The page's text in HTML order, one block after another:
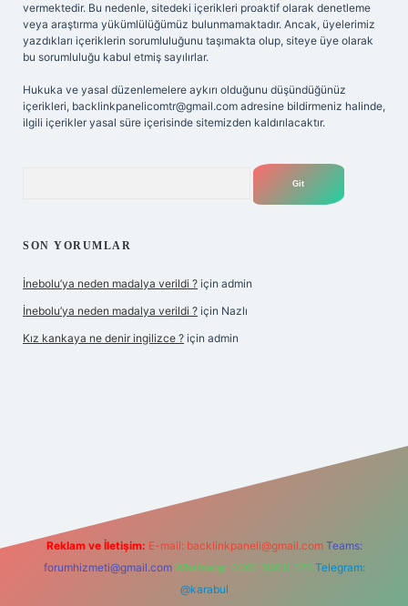
vermektedir. Bu nedenle, sitedeki içerikleri proaktif olarak denetleme
veya araştırma yükümlülüğümüz bulunmamaktadır. Ancak, üyelerimiz
yazdıkları içeriklerin sorumluluğunu taşımakta olup, siteye üye olarak
bu sorumluluğu kabul etmiş sayılırlar.
Hukuka ve yasal düzenlemelere aykırı olduğunu düşündüğünüz
içerikleri, backlinkpanelicomtr@gmail.com adresine bildirmeniz halinde,
ilgili içerikler yasal süre içerisinde sitemizden kaldırılacaktır.
SON YORUMLAR
İnebolu’ya neden madalya verildi ? için admin
İnebolu’ya neden madalya verildi ? için Nazlı
Kız kankaya ne denir ingilizce ? için admin
Reklam ve İletişim: E-mail: backlinkpaneli@gmail.com Teams:
forumhizmeti@gmail.com Whatsapp: 0262 606 0 726 Telegram:
@karabul